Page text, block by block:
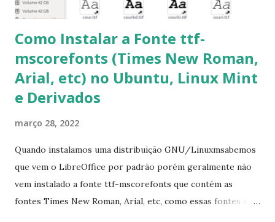
Como Instalar a Fonte ttf-
mscorefonts (Times New Roman,
Arial, etc) no Ubuntu, Linux Mint
e Derivados
março 28, 2022
Quando instalamos uma distribuição GNU/Linuxmsabemos
que vem o LibreOffice por padrão porém geralmente não
vem instalado a fonte ttf-mscorefonts que contém as
fontes Times New Roman, Arial, etc, como essas fontes são